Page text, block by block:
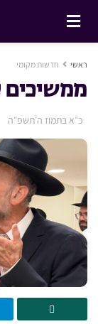
ראשי חדשות מקומי
ממשיכים
כ״א בתמוז ה׳תשפ״ה